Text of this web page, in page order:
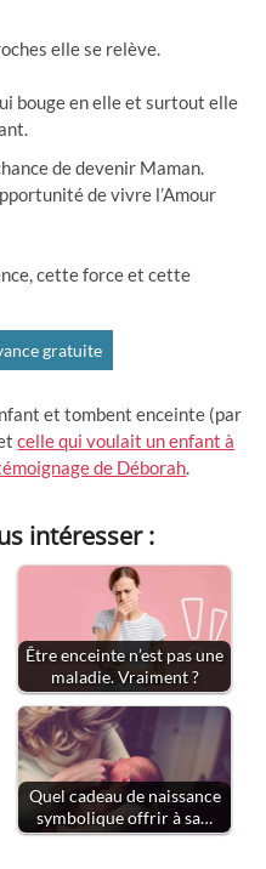
elle se relève.
bouge en elle et surtout elle
de devenir Maman.
de vivre l’Amour
cette force et cette
gratuite
et tombent enceinte (par
celle qui voulait un enfant à
de Déborah.
intéresser :
Être enceinte n’est pas une
maladie. Vraiment ?
Quel cadeau de naissance
symbolique offrir à sa…